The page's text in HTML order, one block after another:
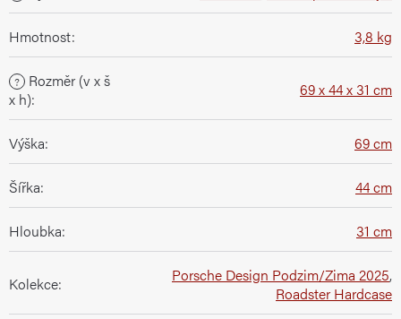
Hmotnost: 3,8 kg
?
Rozměr (v x š
x h): 69 x 44 x 31 cm
Výška: 69 cm
Šířka: 44 cm
Hloubka: 31 cm
Kolekce: Porsche Design Podzim/Zima 2025,
Roadster Hardcase